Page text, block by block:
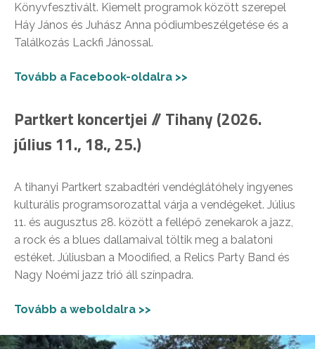
Könyvfesztivált. Kiemelt programok között szerepel
Háy János és Juhász Anna pódiumbeszélgetése és a
Találkozás Lackfi Jánossal.
Tovább a Facebook-oldalra >>
Partkert koncertjei // Tihany (2026.
július 11., 18., 25.)
A tihanyi Partkert szabadtéri vendéglátóhely ingyenes
kulturális programsorozattal várja a vendégeket. Július
11. és augusztus 28. között a fellépő zenekarok a jazz,
a rock és a blues dallamaival töltik meg a balatoni
estéket. Júliusban a Moodified, a Relics Party Band és
Nagy Noémi jazz trió áll színpadra.
Tovább a weboldalra >>